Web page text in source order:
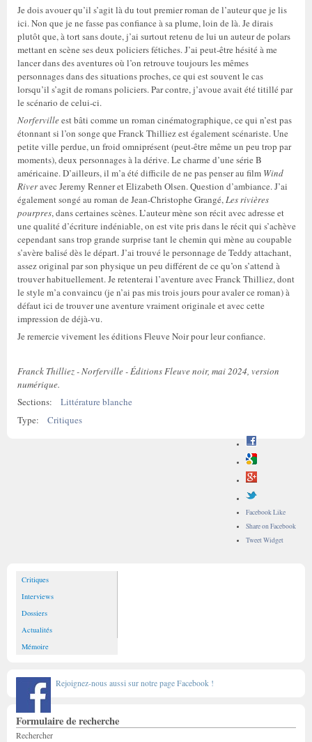
Je dois avouer qu’il s’agit là du tout premier roman de l’auteur que je lis
ici. Non que je ne fasse pas confiance à sa plume, loin de là. Je dirais
plutôt que, à tort sans doute, j’ai surtout retenu de lui un auteur de polars
mettant en scène ses deux policiers fétiches. J’ai peut-être hésité à me
lancer dans des aventures où l’on retrouve toujours les mêmes
personnages dans des situations proches, ce qui est souvent le cas
lorsqu’il s’agit de romans policiers. Par contre, j’avoue avait été titillé par
le scénario de celui-ci.
Norfervilleest bâti comme un roman cinématographique, ce qui n’est pas
étonnant si l’on songe que Franck Thilliez est également scénariste. Une
petite ville perdue, un froid omniprésent (peut-être même un peu trop par
moments), deux personnages à la dérive. Le charme d’une série B
américaine. D’ailleurs, il m’a été difficile de ne pas penser au film Wind
Riveravec Jeremy Renner et Elizabeth Olsen. Question d’ambiance. J’ai
également songé au roman de Jean-Christophe Grangé,Les rivières
pourpres, dans certaines scènes. L’auteur mène son récit avec adresse et
une qualité d’écriture indéniable, on est vite pris dans le récit qui s’achève
cependant sans trop grande surprise tant le chemin qui mène au coupable
s’avère balisé dès le départ. J’ai trouvé le personnage de Teddy attachant,
assez original par son physique un peu différent de ce qu’on s’attend à
trouver habituellement. Je retenterai l’aventure avec Franck Thilliez, dont
le style m’a convaincu (je n’ai pas mis trois jours pour avaler ce roman) à
défaut ici de trouver une aventure vraiment originale et avec cette
impression de déjà-vu.
Je remercie vivement les éditions Fleuve Noir pour leur confiance.
Franck Thilliez - Norferville - Éditions Fleuve noir, mai 2024, version
numérique.
Sections:
Littérature blanche
Type:
Critiques
Facebook Like
Share on Facebook
Tweet Widget
Critiques
Interviews
Dossiers
Actualités
Mémoire
Rejoignez-nous aussi sur notre page Facebook !
Formulaire de recherche
Rechercher